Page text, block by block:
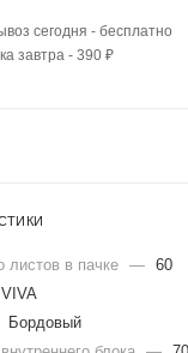
сегодня - бесплатно
завтра - 390 ₽
листов в пачке — 60
VIVA
Бордовый